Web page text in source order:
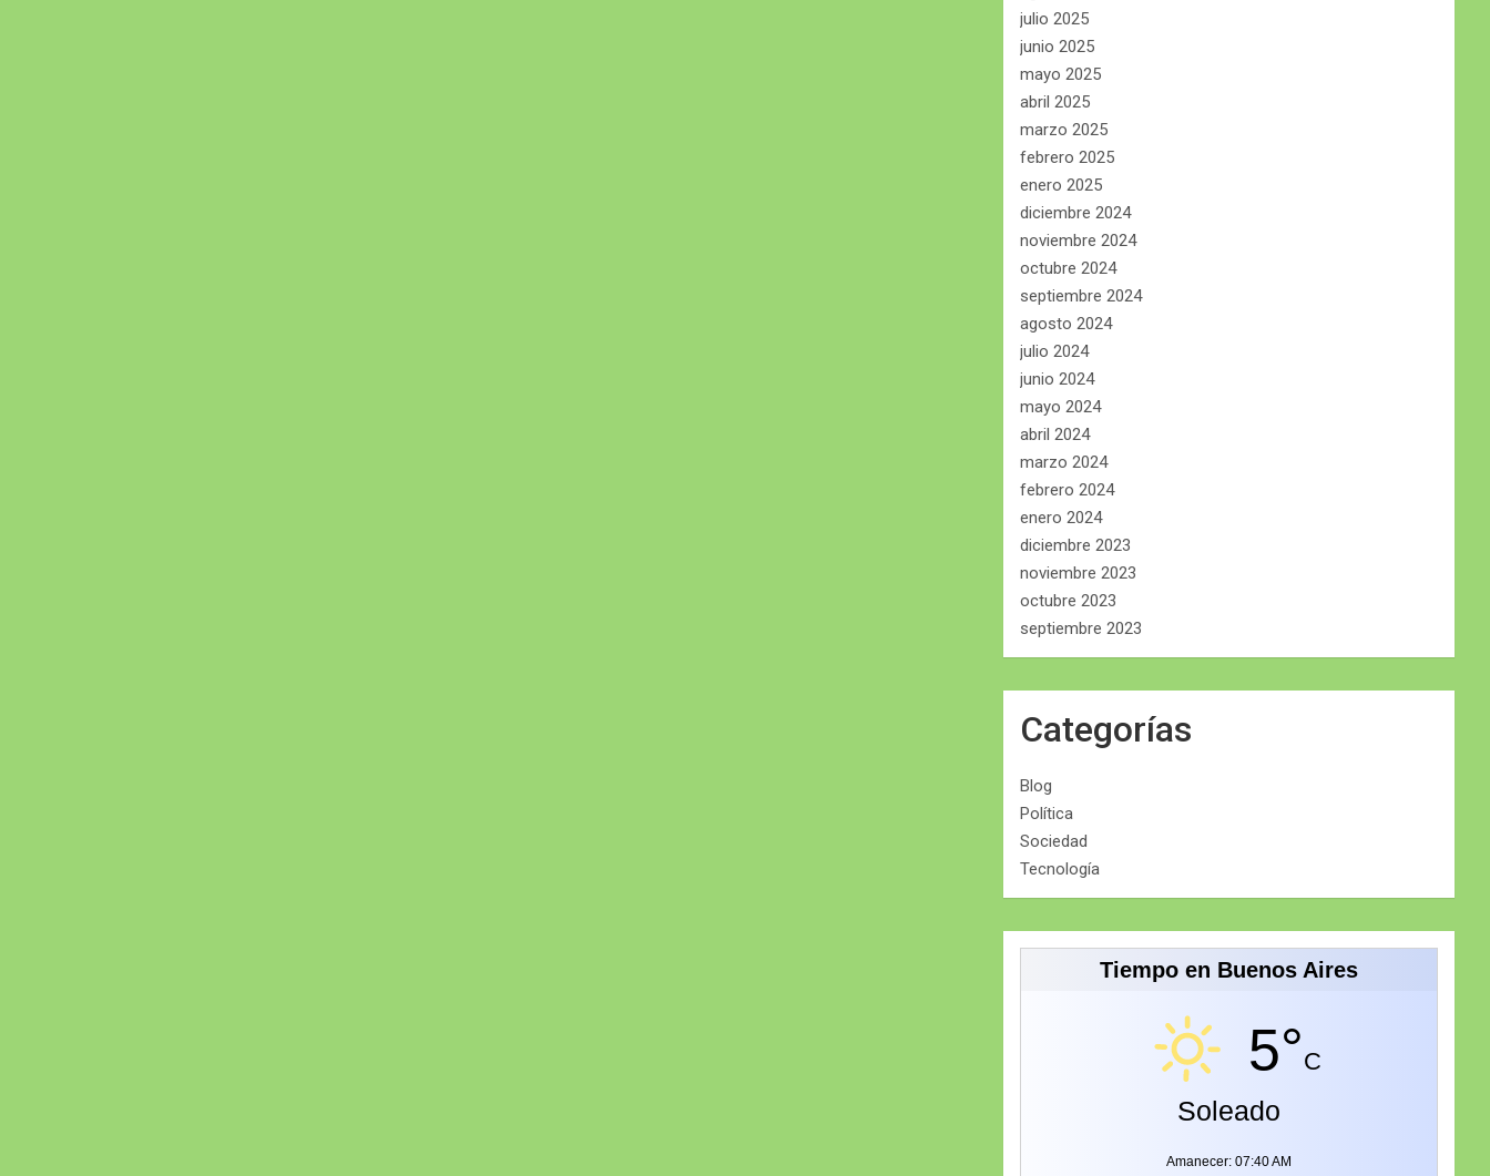
julio 2025
junio 2025
mayo 2025
abril 2025
marzo 2025
febrero 2025
enero 2025
diciembre 2024
noviembre 2024
octubre 2024
septiembre 2024
agosto 2024
julio 2024
junio 2024
mayo 2024
abril 2024
marzo 2024
febrero 2024
enero 2024
diciembre 2023
noviembre 2023
octubre 2023
septiembre 2023
Categorías
Blog
Política
Sociedad
Tecnología
Tiempo en Buenos Aires
5°C
Soleado
Amanecer: 07:40 AM